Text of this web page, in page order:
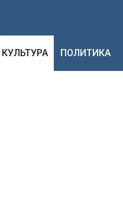
КУЛЬТУРА ПОЛИТИКА